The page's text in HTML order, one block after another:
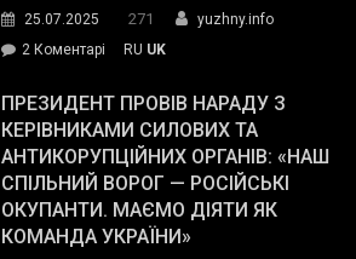
The
Street
Journal.
25.07.2025 271
yuzhny.info
2 Коментарі
Південному
працівникам
ОПЗ
з
матеріального
резерву
RU UK
ПРЕЗИДЕНТ ПРОВІВ НАРАДУ З
КЕРІВНИКАМИ СИЛОВИХ ТА
АНТИКОРУПЦІЙНИХ ОРГАНІВ: «НАШ
СПІЛЬНИЙ ВОРОГ — РОСІЙСЬКІ
ОКУПАНТИ. МАЄМО ДІЯТИ ЯК
КОМАНДА УКРАЇНИ»